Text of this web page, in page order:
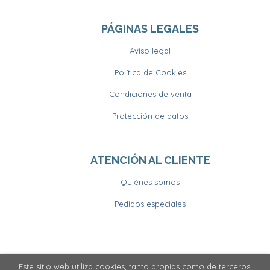
PÁGINAS LEGALES
Aviso legal
Política de Cookies
Condiciones de venta
Protección de datos
ATENCIÓN AL CLIENTE
Quiénes somos
Pedidos especiales
Este sitio web utiliza cookies, tanto propias como de terceros,